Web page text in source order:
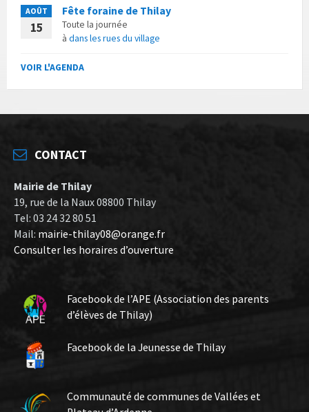
AOÛT
15
Fête foraine de Thilay
Toute la journée
à dans les rues du village
VOIR L'AGENDA
CONTACT
Mairie de Thilay
19, rue de la Naux 08800 Thilay
Tel: 03 24 32 80 51
Mail: mairie-thilay08@orange.fr
Consulter les horaires d’ouverture
Facebook de l’APE (Association des parents
d’élèves de Thilay)
Facebook de la Jeunesse de Thilay
Communauté de communes de Vallées et